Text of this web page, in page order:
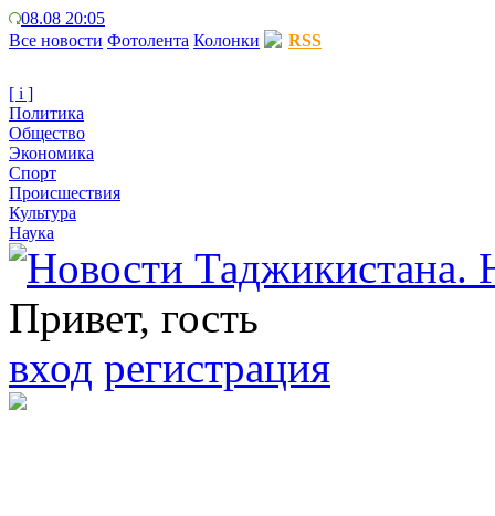
08.08 20:05
Все новости Фотолента Колонки RSS
[ i ]
Политика
Общество
Экономика
Спорт
Происшествия
Культура
Наука
Привет, гость
вход регистрация